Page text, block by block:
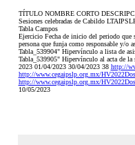
TÍTULO NOMBRE CORTO
Sesiones celebradas de Cabildo
Tabla Campos
Ejercicio Fecha de inicio del periodo que
persona que funja como responsable y/o
Tabla_539904" Hipervínculo a lista de
Tabla_539905" Hipervínculo al acta de la
2023 01/04/2023 30/04/2023 38 http://
http://www.cegaipslp.org.mx/
http://www.cegaipslp.org.mx/
10/05/2023